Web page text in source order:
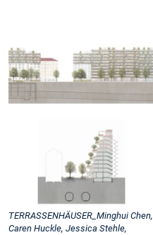
TERRASSENHÄUSER_Minghui Chen,
Caren Huckle, Jessica Stehle,